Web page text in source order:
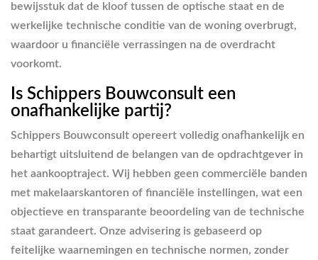
bewijsstuk dat de kloof tussen de optische staat en de
werkelijke technische conditie van de woning overbrugt,
waardoor u financiële verrassingen na de overdracht
voorkomt.
Is Schippers Bouwconsult een
onafhankelijke partij?
Schippers Bouwconsult opereert volledig onafhankelijk en
behartigt uitsluitend de belangen van de opdrachtgever in
het aankooptraject. Wij hebben geen commerciële banden
met makelaarskantoren of financiële instellingen, wat een
objectieve en transparante beoordeling van de technische
staat garandeert. Onze advisering is gebaseerd op
feitelijke waarnemingen en technische normen, zonder